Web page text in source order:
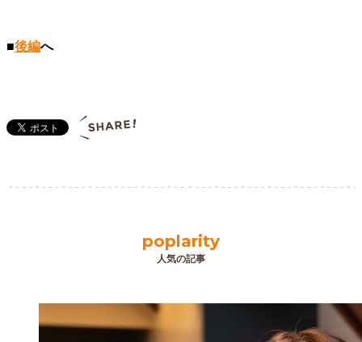
■後編へ
poplarity
人気の記事